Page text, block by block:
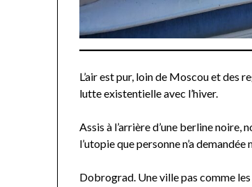
L’air est pur, loin de Moscou et des
lutte existentielle avec l’hiver.
Assis à l’arrière d’une berline
l’utopie que personne n’a
Dobrograd. Une ville pas comme